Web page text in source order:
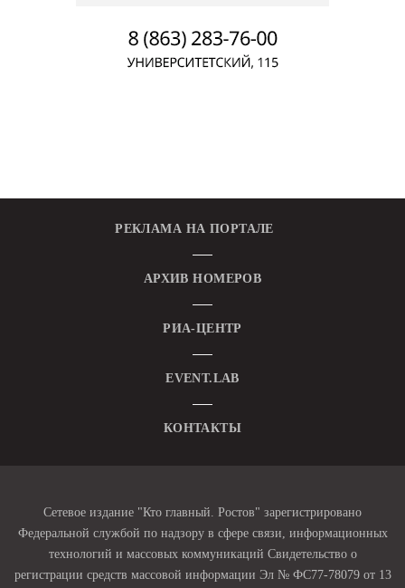
РЕКЛАМА НА ПОРТАЛЕ
АРХИВ НОМЕРОВ
РИА-ЦЕНТР
EVENT.LAB
КОНТАКТЫ
Сетевое издание "Кто главный. Ростов" зарегистрировано
Федеральной службой по надзору в сфере связи, информационных
технологий и массовых коммуникаций Свидетельство о
регистрации средств массовой информации Эл № ФС77-78079 от 13